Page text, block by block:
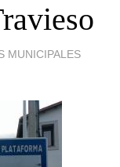
MUNICIPALES